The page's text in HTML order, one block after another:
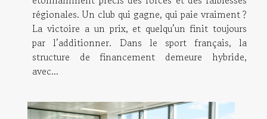
régionales. Un club qui gagne, qui paie vraiment ?
La victoire a un prix, et quelqu’un finit toujours
par l’additionner. Dans le sport français, la
structure de financement demeure hybride,
avec...